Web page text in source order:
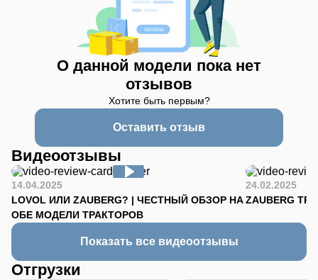
О данной модели пока нет
отзывов
Хотите быть первым?
Оставить отзыв
Видеоотзывы
14.04.2025
LOVOL ИЛИ ZAUBERG? | ЧЕСТНЫЙ ОБЗОР НА
ОБЕ МОДЕЛИ ТРАКТОРОВ
24.02.2025
ZAUBERG
Показать все видеоотзывы
Отгрузки